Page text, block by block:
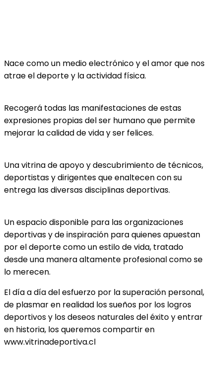
Nace como un medio electrónico y el amor que nos
atrae el deporte y la actividad física.
Recogerá todas las manifestaciones de estas
expresiones propias del ser humano que permite
mejorar la calidad de vida y ser felices.
Una vitrina de apoyo y descubrimiento de técnicos,
deportistas y dirigentes que enaltecen con su
entrega las diversas disciplinas deportivas.
Un espacio disponible para las organizaciones
deportivas y de inspiración para quienes apuestan
por el deporte como un estilo de vida, tratado
desde una manera altamente profesional como se
lo merecen.
El día a día del esfuerzo por la superación personal,
de plasmar en realidad los sueños por los logros
deportivos y los deseos naturales del éxito y entrar
en historia, los queremos compartir en
www.vitrinadeportiva.cl